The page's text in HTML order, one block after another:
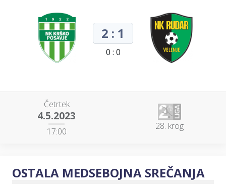
2 : 1
0 : 0
Četrtek
4.5.2023
17:00 28. krog
OSTALA MEDSEBOJNA SREČANJA